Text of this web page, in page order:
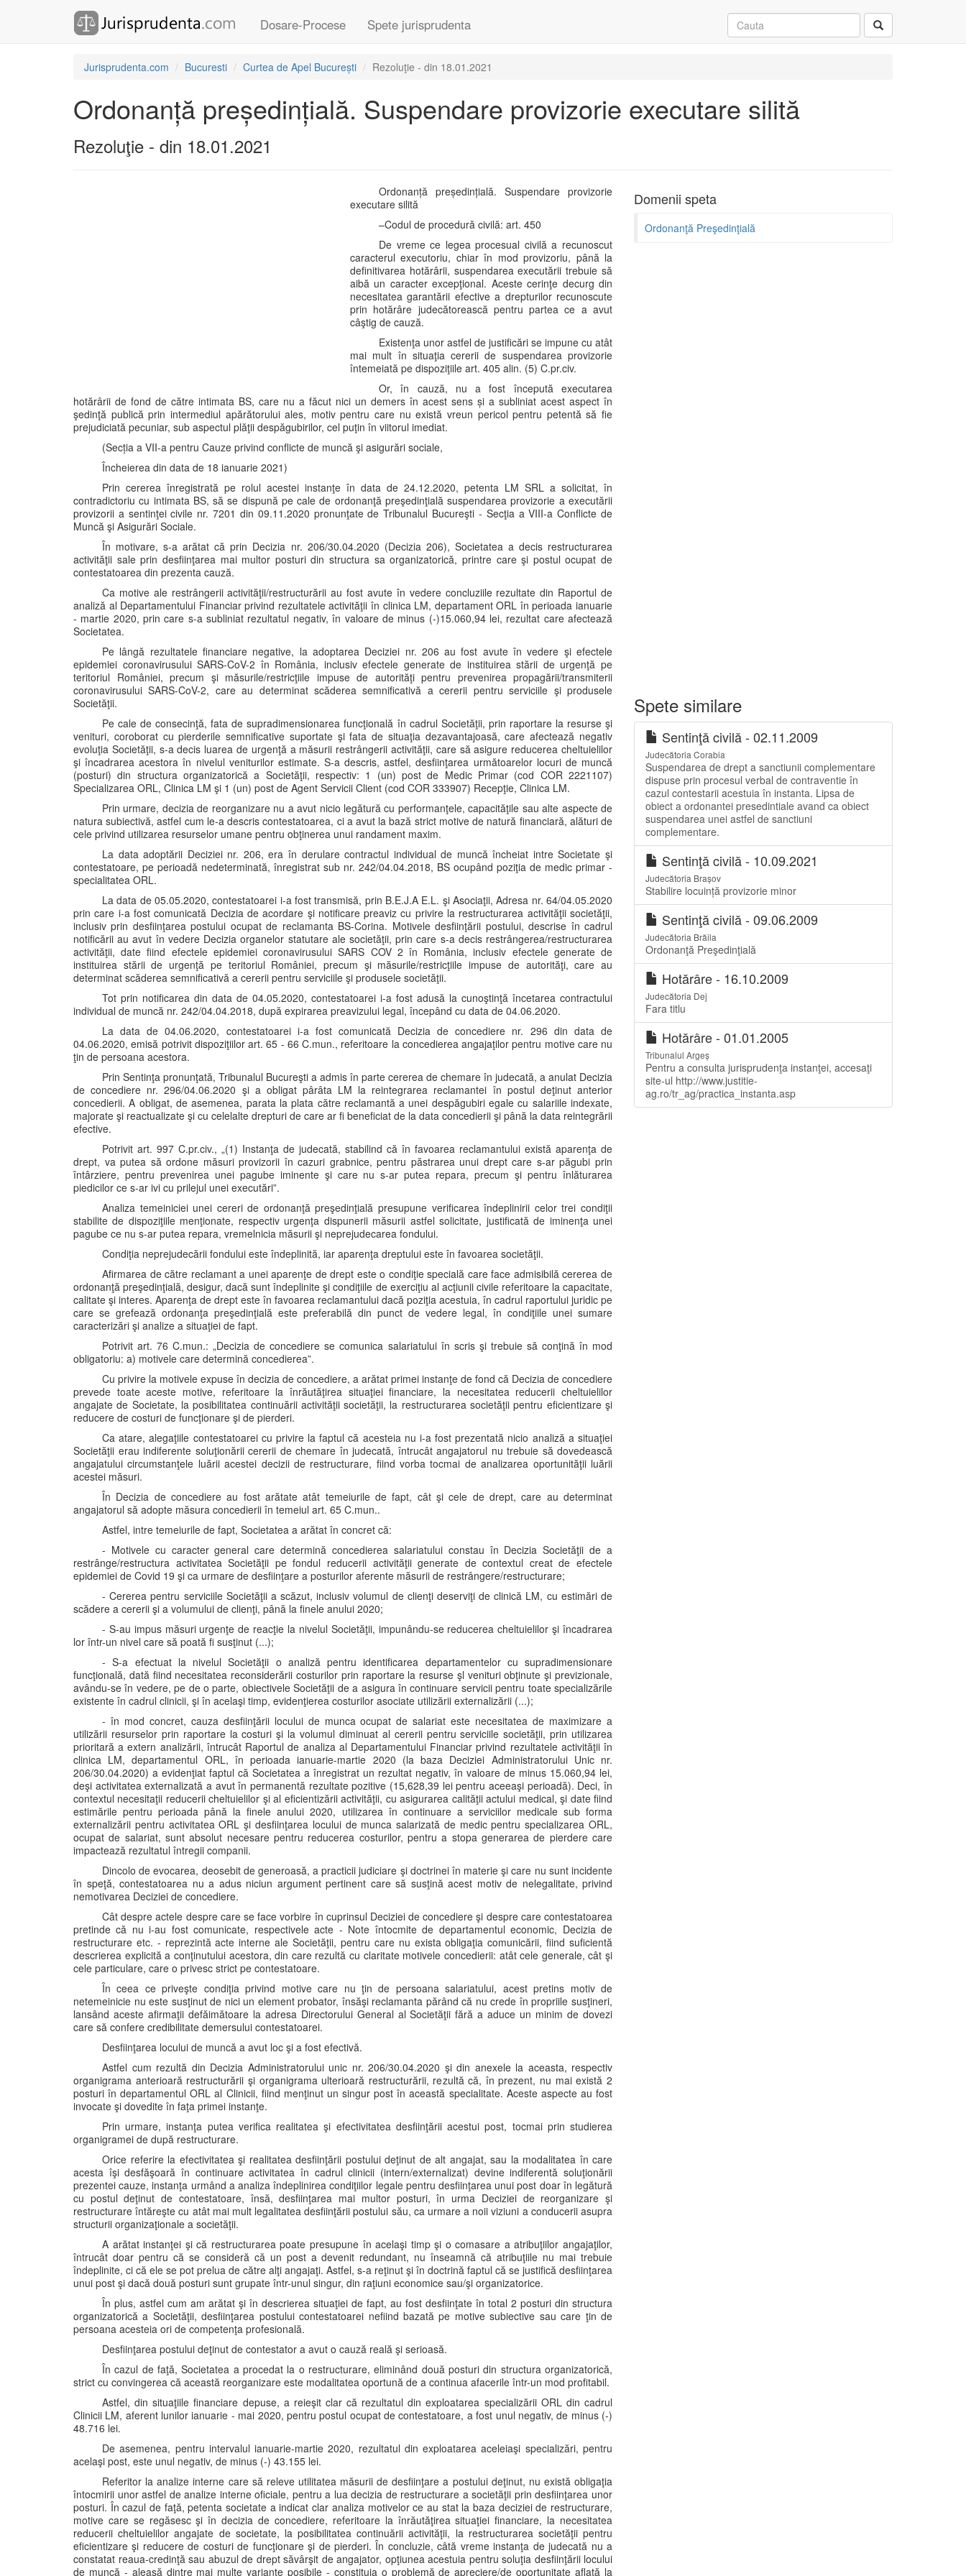
Dosare-Procese Spete jurisprudenta
Jurisprudenta.com Bucuresti Curtea de Apel București Rezoluţie - din 18.01.2021
Ordonanță președințială. Suspendare provizorie executare silită
Rezoluţie - din 18.01.2021
Ordonanță președințială. Suspendare provizorie
executare silită
–Codul de procedură civilă: art. 450
De vreme ce legea procesual civilă a recunoscut
caracterul executoriu, chiar în mod provizoriu, până la
definitivarea hotărârii, suspendarea executării trebuie să
aibă un caracter excepţional. Aceste cerinţe decurg din
necesitatea garantării efective a drepturilor recunoscute
prin hotărâre judecătorească pentru partea ce a avut
câştig de cauză.
Existenţa unor astfel de justificări se impune cu atât
mai mult în situaţia cererii de suspendarea provizorie
întemeiată pe dispoziţiile art. 405 alin. (5) C.pr.civ.
Or, în cauză, nu a fost începută executarea
hotărârii de fond de către intimata BS, care nu a făcut nici un demers în acest sens și a subliniat acest aspect în
şedinţă publică prin intermediul apărătorului ales, motiv pentru care nu există vreun pericol pentru petentă să fie
prejudiciată pecuniar, sub aspectul plăţii despăgubirilor, cel puţin în viitorul imediat.
(Secția a VII-a pentru Cauze privind conflicte de muncă şi asigurări sociale,
Încheierea din data de 18 ianuarie 2021)
Prin cererea înregistrată pe rolul acestei instanţe în data de 24.12.2020, petenta LM SRL a solicitat, în
contradictoriu cu intimata BS, să se dispună pe cale de ordonanţă preşedinţială suspendarea provizorie a executării
provizorii a sentinţei civile nr. 7201 din 09.11.2020 pronunţate de Tribunalul Bucureşti - Secţia a VIII-a Conflicte de
Muncă şi Asigurări Sociale.
În motivare, s-a arătat că prin Decizia nr. 206/30.04.2020 (Decizia 206), Societatea a decis restructurarea
activităţii sale prin desfiinţarea mai multor posturi din structura sa organizatorică, printre care şi postul ocupat de
contestatoarea din prezenta cauză.
Ca motive ale restrângerii activităţii/restructurării au fost avute în vedere concluziile rezultate din Raportul de
analiză al Departamentului Financiar privind rezultatele activităţii în clinica LM, departament ORL în perioada ianuarie
- martie 2020, prin care s-a subliniat rezultatul negativ, în valoare de minus (-)15.060,94 lei, rezultat care afectează
Societatea.
Pe lângă rezultatele financiare negative, la adoptarea Deciziei nr. 206 au fost avute în vedere şi efectele
epidemiei coronavirusului SARS-CoV-2 în România, inclusiv efectele generate de instituirea stării de urgenţă pe
teritoriul României, precum şi măsurile/restricţiile impuse de autorităţi pentru prevenirea propagării/transmiterii
coronavirusului SARS-CoV-2, care au determinat scăderea semnificativă a cererii pentru serviciile şi produsele
Societăţii.
Pe cale de consecinţă, fata de supradimensionarea funcţională în cadrul Societăţii, prin raportare la resurse şi
venituri, coroborat cu pierderile semnificative suportate şi fata de situaţia dezavantajoasă, care afectează negativ
evoluţia Societăţii, s-a decis luarea de urgenţă a măsurii restrângerii activităţii, care să asigure reducerea cheltuielilor
şi încadrarea acestora în nivelul veniturilor estimate. S-a descris, astfel, desfiinţarea următoarelor locuri de muncă
(posturi) din structura organizatorică a Societăţii, respectiv: 1 (un) post de Medic Primar (cod COR 2221107)
Specializarea ORL, Clinica LM şi 1 (un) post de Agent Servicii Client (cod COR 333907) Recepţie, Clinica LM.
Prin urmare, decizia de reorganizare nu a avut nicio legătură cu performanţele, capacităţile sau alte aspecte de
natura subiectivă, astfel cum le-a descris contestatoarea, ci a avut la bază strict motive de natură financiară, alături de
cele privind utilizarea resurselor umane pentru obţinerea unui randament maxim.
La data adoptării Deciziei nr. 206, era în derulare contractul individual de muncă încheiat intre Societate şi
contestatoare, pe perioadă nedeterminată, înregistrat sub nr. 242/04.04.2018, BS ocupând poziţia de medic primar -
specialitatea ORL.
La data de 05.05.2020, contestatoarei i-a fost transmisă, prin B.E.J.A E.L. şi Asociaţii, Adresa nr. 64/04.05.2020
prin care i-a fost comunicată Decizia de acordare şi notificare preaviz cu privire la restructurarea activităţii societăţii,
inclusiv prin desfiinţarea postului ocupat de reclamanta BS-Corina. Motivele desfiinţării postului, descrise în cadrul
notificării au avut în vedere Decizia organelor statutare ale societăţii, prin care s-a decis restrângerea/restructurarea
activităţii, date fiind efectele epidemiei coronavirusului SARS COV 2 în România, inclusiv efectele generate de
instituirea stării de urgenţă pe teritoriul României, precum şi măsurile/restricţiile impuse de autorităţi, care au
determinat scăderea semnificativă a cererii pentru serviciile şi produsele societăţii.
Tot prin notificarea din data de 04.05.2020, contestatoarei i-a fost adusă la cunoştinţă încetarea contractului
individual de muncă nr. 242/04.04.2018, după expirarea preavizului legal, începând cu data de 04.06.2020.
La data de 04.06.2020, contestatoarei i-a fost comunicată Decizia de concediere nr. 296 din data de
04.06.2020, emisă potrivit dispoziţiilor art. 65 - 66 C.mun., referitoare la concedierea angajaţilor pentru motive care nu
ţin de persoana acestora.
Prin Sentinţa pronunţată, Tribunalul Bucureşti a admis în parte cererea de chemare în judecată, a anulat Decizia
de concediere nr. 296/04.06.2020 şi a obligat pârâta LM la reintegrarea reclamantei în postul deţinut anterior
concedierii. A obligat, de asemenea, parata la plata către reclamantă a unei despăgubiri egale cu salariile indexate,
majorate şi reactualizate şi cu celelalte drepturi de care ar fi beneficiat de la data concedierii şi până la data reintegrării
efective.
Potrivit art. 997 C.pr.civ., „(1) Instanţa de judecată, stabilind că în favoarea reclamantului există aparenţa de
drept, va putea să ordone măsuri provizorii în cazuri grabnice, pentru păstrarea unui drept care s-ar păgubi prin
întârziere, pentru prevenirea unei pagube iminente şi care nu s-ar putea repara, precum şi pentru înlăturarea
piedicilor ce s-ar ivi cu prilejul unei executări”.
Analiza temeiniciei unei cereri de ordonanţă preşedinţială presupune verificarea îndeplinirii celor trei condiţii
stabilite de dispoziţiile menţionate, respectiv urgenţa dispunerii măsurii astfel solicitate, justificată de iminenţa unei
pagube ce nu s-ar putea repara, vremelnicia măsurii şi neprejudecarea fondului.
Condiţia neprejudecării fondului este îndeplinită, iar aparenţa dreptului este în favoarea societăţii.
Afirmarea de către reclamant a unei aparenţe de drept este o condiţie specială care face admisibilă cererea de
ordonanţă preşedinţială, desigur, dacă sunt îndeplinite şi condiţiile de exerciţiu al acţiunii civile referitoare la capacitate,
calitate şi interes. Aparenţa de drept este în favoarea reclamantului dacă poziţia acestuia, în cadrul raportului juridic pe
care se grefează ordonanţa preşedinţială este preferabilă din punct de vedere legal, în condiţiile unei sumare
caracterizări şi analize a situaţiei de fapt.
Potrivit art. 76 C.mun.: „Decizia de concediere se comunica salariatului în scris şi trebuie să conţină în mod
obligatoriu: a) motivele care determină concedierea”.
Cu privire la motivele expuse în decizia de concediere, a arătat primei instanţe de fond că Decizia de concediere
prevede toate aceste motive, referitoare la înrăutăţirea situaţiei financiare, la necesitatea reducerii cheltuielilor
angajate de Societate, la posibilitatea continuării activităţii societăţii, la restructurarea societăţii pentru eficientizare şi
reducere de costuri de funcţionare şi de pierderi.
Ca atare, alegaţiile contestatoarei cu privire la faptul că acesteia nu i-a fost prezentată nicio analiză a situaţiei
Societăţii erau indiferente soluţionării cererii de chemare în judecată, întrucât angajatorul nu trebuie să dovedească
angajatului circumstanţele luării acestei decizii de restructurare, fiind vorba tocmai de analizarea oportunităţii luării
acestei măsuri.
În Decizia de concediere au fost arătate atât temeiurile de fapt, cât şi cele de drept, care au determinat
angajatorul să adopte măsura concedierii în temeiul art. 65 C.mun..
Astfel, intre temeiurile de fapt, Societatea a arătat în concret că:
- Motivele cu caracter general care determină concedierea salariatului constau în Decizia Societăţii de a
restrânge/restructura activitatea Societăţii pe fondul reducerii activităţii generate de contextul creat de efectele
epidemiei de Covid 19 şi ca urmare de desfiinţare a posturilor aferente măsurii de restrângere/restructurare;
- Cererea pentru serviciile Societăţii a scăzut, inclusiv volumul de clienţi deserviţi de clinică LM, cu estimări de
scădere a cererii şi a volumului de clienţi, până la finele anului 2020;
- S-au impus măsuri urgenţe de reacţie la nivelul Societăţii, impunându-se reducerea cheltuielilor şi încadrarea
lor într-un nivel care să poată fi susţinut (...);
- S-a efectuat la nivelul Societăţii o analiză pentru identificarea departamentelor cu supradimensionare
funcţională, dată fiind necesitatea reconsiderării costurilor prin raportare la resurse şl venituri obţinute şi previzionale,
avându-se în vedere, pe de o parte, obiectivele Societăţii de a asigura în continuare servicii pentru toate specializările
existente în cadrul clinicii, şi în acelaşi timp, evidenţierea costurilor asociate utilizării externalizării (...);
- în mod concret, cauza desfiinţării locului de munca ocupat de salariat este necesitatea de maximizare a
utilizării resurselor prin raportare la costuri şi la volumul diminuat al cererii pentru serviciile societăţii, prin utilizarea
prioritară a extern analizării, întrucât Raportul de analiza al Departamentului Financiar privind rezultatele activităţii în
clinica LM, departamentul ORL, în perioada ianuarie-martie 2020 (la baza Deciziei Administratorului Unic nr.
206/30.04.2020) a evidenţiat faptul că Societatea a înregistrat un rezultat negativ, în valoare de minus 15.060,94 lei,
deşi activitatea externalizată a avut în permanentă rezultate pozitive (15,628,39 lei pentru aceeaşi perioadă). Deci, în
contextul necesitaţii reducerii cheltuielilor şi al eficientizării activităţii, cu asigurarea calităţii actului medical, şi date fiind
estimările pentru perioada până la finele anului 2020, utilizarea în continuare a serviciilor medicale sub forma
externalizării pentru activitatea ORL şi desfiinţarea locului de munca salarizată de medic pentru specializarea ORL,
ocupat de salariat, sunt absolut necesare pentru reducerea costurilor, pentru a stopa generarea de pierdere care
impactează rezultatul întregii companii.
Dincolo de evocarea, deosebit de generoasă, a practicii judiciare şi doctrinei în materie şi care nu sunt incidente
în speţă, contestatoarea nu a adus niciun argument pertinent care să susţină acest motiv de nelegalitate, privind
nemotivarea Deciziei de concediere.
Cât despre actele despre care se face vorbire în cuprinsul Deciziei de concediere şi despre care contestatoarea
pretinde că nu i-au fost comunicate, respectivele acte - Note întocmite de departamentul economic, Decizia de
restructurare etc. - reprezintă acte interne ale Societăţii, pentru care nu exista obligaţia comunicării, fiind suficientă
descrierea explicită a conţinutului acestora, din care rezultă cu claritate motivele concedierii: atât cele generale, cât şi
cele particulare, care o privesc strict pe contestatoare.
În ceea ce priveşte condiţia privind motive care nu ţin de persoana salariatului, acest pretins motiv de
netemeinicie nu este susţinut de nici un element probator, însăşi reclamanta părând că nu crede în propriile susţineri,
lansând aceste afirmaţii defăimătoare la adresa Directorului General al Societăţii fără a aduce un minim de dovezi
care să confere credibilitate demersului contestatoarei.
Desfiinţarea locului de muncă a avut loc şi a fost efectivă.
Astfel cum rezultă din Decizia Administratorului unic nr. 206/30.04.2020 şi din anexele la aceasta, respectiv
organigrama anterioară restructurării şi organigrama ulterioară restructurării, rezultă că, în prezent, nu mai există 2
posturi în departamentul ORL al Clinicii, fiind menţinut un singur post în această specialitate. Aceste aspecte au fost
invocate şi dovedite în faţa primei instanţe.
Prin urmare, instanţa putea verifica realitatea şi efectivitatea desfiinţării acestui post, tocmai prin studierea
organigramei de după restructurare.
Orice referire la efectivitatea şi realitatea desfiinţării postului deţinut de alt angajat, sau la modalitatea în care
acesta îşi desfăşoară în continuare activitatea în cadrul clinicii (intern/externalizat) devine indiferentă soluţionării
prezentei cauze, instanţa urmând a analiza îndeplinirea condiţiilor legale pentru desfiinţarea unui post doar în legătură
cu postul deţinut de contestatoare, însă, desfiinţarea mai multor posturi, în urma Deciziei de reorganizare şi
restructurare întăreşte cu atât mai mult legalitatea desfiinţării postului său, ca urmare a noii viziuni a conducerii asupra
structurii organizaţionale a societăţii.
A arătat instanţei şi că restructurarea poate presupune în acelaşi timp şi o comasare a atribuţiilor angajaţilor,
întrucât doar pentru că se consideră că un post a devenit redundant, nu înseamnă că atribuţiile nu mai trebuie
îndeplinite, ci că ele se pot prelua de către alţi angajaţi. Astfel, s-a reţinut şi în doctrină faptul că se justifică desfiinţarea
unui post şi dacă două posturi sunt grupate într-unul singur, din raţiuni economice sau/şi organizatorice.
În plus, astfel cum am arătat şi în descrierea situaţiei de fapt, au fost desfiinţate în total 2 posturi din structura
organizatorică a Societăţii, desfiinţarea postului contestatoarei nefiind bazată pe motive subiective sau care ţin de
persoana acesteia ori de competenţa profesională.
Desfiinţarea postului deţinut de contestator a avut o cauză reală şi serioasă.
În cazul de faţă, Societatea a procedat la o restructurare, eliminând două posturi din structura organizatorică,
strict cu convingerea că această reorganizare este modalitatea oportună de a continua afacerile într-un mod profitabil.
Astfel, din situaţiile financiare depuse, a reieşit clar că rezultatul din exploatarea specializării ORL din cadrul
Clinicii LM, aferent lunilor ianuarie - mai 2020, pentru postul ocupat de contestatoare, a fost unul negativ, de minus (-)
48.716 lei.
De asemenea, pentru intervalul ianuarie-martie 2020, rezultatul din exploatarea aceleiaşi specializări, pentru
acelaşi post, este unul negativ, de minus (-) 43.155 lei.
Referitor la analize interne care să releve utilitatea măsurii de desfiinţare a postului deţinut, nu există obligaţia
întocmirii unor astfel de analize interne oficiale, pentru a lua decizia de restructurare a societăţii prin desfiinţarea unor
posturi. În cazul de faţă, petenta societate a indicat clar analiza motivelor ce au stat la baza deciziei de restructurare,
motive care se regăsesc şi în decizia de concediere, referitoare la înrăutăţirea situaţiei financiare, la necesitatea
reducerii cheltuielilor angajate de societate, la posibilitatea continuării activităţii, la restructurarea societăţii pentru
eficientizare şi reducere de costuri de funcţionare şi de pierderi. În concluzie, câtă vreme instanţa de judecată nu a
constatat reaua-credinţă sau abuzul de drept săvârşit de angajator, opţiunea acestuia pentru soluţia desfiinţării locului
de muncă - aleasă dintre mai multe variante posibile - constituia o problemă de apreciere/de oportunitate aflată la
Domenii speta
Ordonanţă Preşedinţială
Spete similare
Sentinţă civilă - 02.11.2009
Judecătoria Corabia
Suspendarea de drept a sanctiunii complementare
dispuse prin procesul verbal de contraventie în
cazul contestarii acestuia în instanta. Lipsa de
obiect a ordonantei presedintiale avand ca obiect
suspendarea unei astfel de sanctiuni
complementare.
Sentinţă civilă - 10.09.2021
Judecătoria Brașov
Stabilire locuință provizorie minor
Sentinţă civilă - 09.06.2009
Judecătoria Brăila
Ordonanţă Preşedinţială
Hotărâre - 16.10.2009
Judecătoria Dej
Fara titlu
Hotărâre - 01.01.2005
Tribunalul Argeș
Pentru a consulta jurisprudenţa instanţei, accesaţi
site-ul http://www.justitie-
ag.ro/tr_ag/practica_instanta.asp